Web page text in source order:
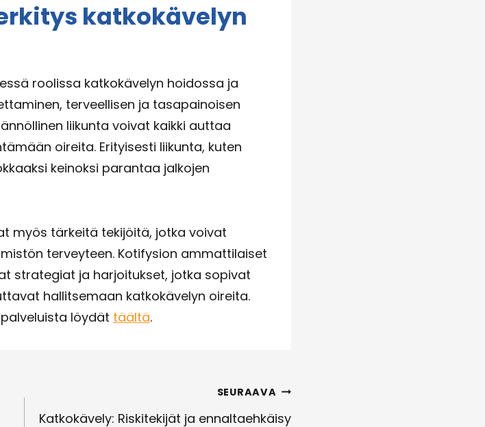
katkokävelyn
roolissa katkokävelyn hoidossa ja
terveellisen ja tasapainoisen
liikunta voivat kaikki auttaa
oireita. Erityisesti liikunta, kuten
keinoksi parantaa jalkojen
myös tärkeitä tekijöitä, jotka voivat
terveyteen. Kotifysion ammattilaiset
strategiat ja harjoitukset, jotka sopivat
hallitsemaan katkokävelyn oireita.
löydät täältä.
SEURAAVA
Katkokävely: Riskitekijät ja ennaltaehkäisy